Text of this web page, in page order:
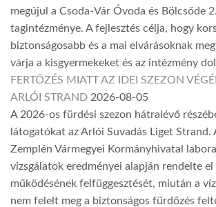
megújul a Csoda-Vár Óvoda és Bölcsőde
tagintézménye. A fejlesztés célja, hogy
biztonságosabb és a mai elvárásoknak
várja a kisgyermekeket és az intézmény
FERTŐZÉS MIATT AZ IDEI SZEZON
ARLÓI STRAND 2026-08-05
A 2026-os fürdési szezon hátralévő
látogatókat az Arlói Suvadás Liget Strand.
Zemplén Vármegyei Kormányhivatal
vizsgálatok eredményei alapján rendelte
működésének felfüggesztését, miután a
nem felelt meg a biztonságos fürdőzés